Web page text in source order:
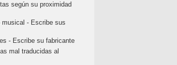
según su proximidad
musical - Escribe sus
- Escribe su fabricante
mal traducidas al